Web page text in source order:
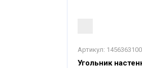
Артикул:
Угольник